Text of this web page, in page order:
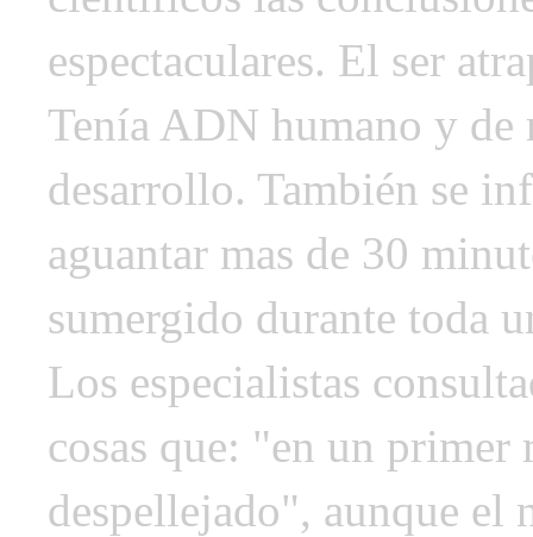
espectaculares. El ser
Tenía ADN humano y
desarrollo. También se
aguantar mas de 30
sumergido durante toda
Los especialistas
cosas que: "en un
despellejado", aunque el